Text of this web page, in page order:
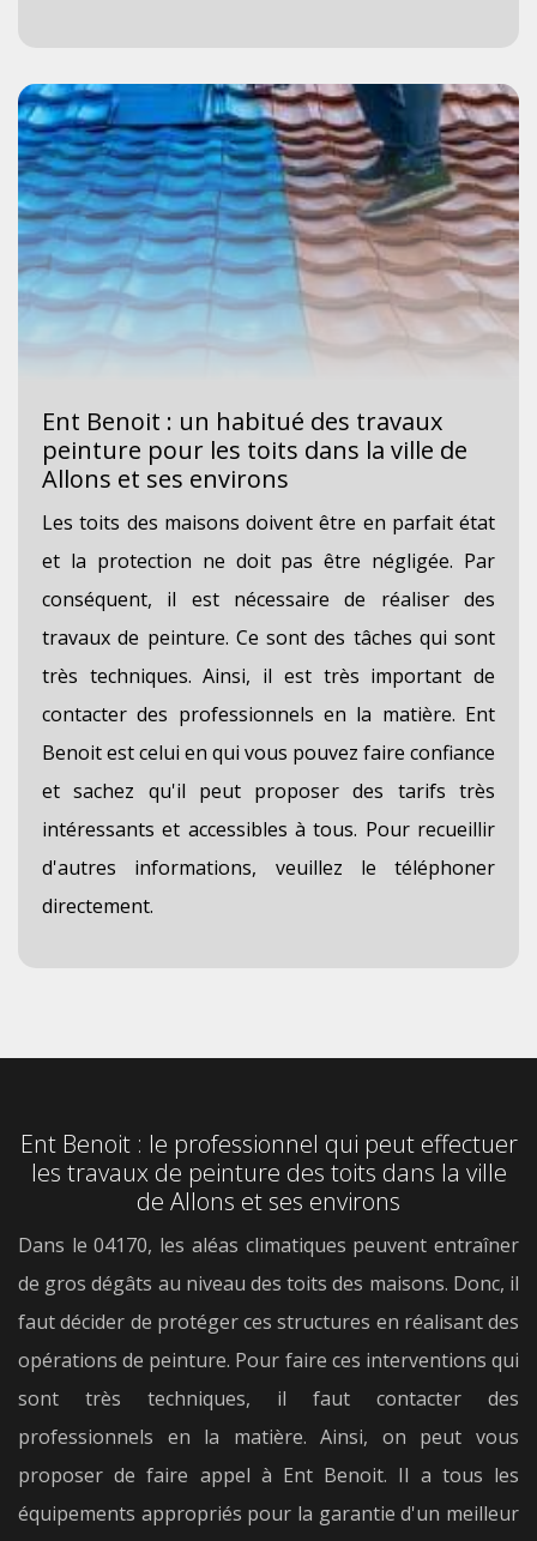
Ent Benoit : un habitué des travaux
peinture pour les toits dans la ville de
Allons et ses environs
Les toits des maisons doivent être en parfait état
et la protection ne doit pas être négligée. Par
conséquent, il est nécessaire de réaliser des
travaux de peinture. Ce sont des tâches qui sont
très techniques. Ainsi, il est très important de
contacter des professionnels en la matière. Ent
Benoit est celui en qui vous pouvez faire confiance
et sachez qu'il peut proposer des tarifs très
intéressants et accessibles à tous. Pour recueillir
d'autres informations, veuillez le téléphoner
directement.
Ent Benoit : le professionnel qui peut effectuer
les travaux de peinture des toits dans la ville
de Allons et ses environs
Dans le 04170, les aléas climatiques peuvent entraîner
de gros dégâts au niveau des toits des maisons. Donc, il
faut décider de protéger ces structures en réalisant des
opérations de peinture. Pour faire ces interventions qui
sont très techniques, il faut contacter des
professionnels en la matière. Ainsi, on peut vous
proposer de faire appel à Ent Benoit. Il a tous les
équipements appropriés pour la garantie d'un meilleur